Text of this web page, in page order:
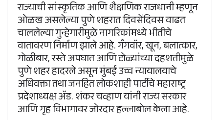
राज्याची सांस्कृतिक आणि शैक्षणिक राजधानी म्हणून
ओळख असलेल्या पुणे शहरात दिवसेंदिवस वाढत
चाललेल्या गुन्हेगारीमुळे नागरिकांमध्ये भीतीचे
वातावरण निर्माण झाले आहे. गॅंगवॉर, खून, बलात्कार,
गोळीबार, रस्ते अपघात आणि टोळ्यांच्या दहशतीमुळे
पुणे शहर हादरले असून मुंबई उच्च न्यायालयाचे
अधिवक्ता तथा जनहित लोकशाही पार्टीचे महाराष्ट्र
प्रदेशाध्यक्ष ॲड. शंकर चव्हाण यांनी राज्य सरकार
आणि गृह विभागावर जोरदार हल्लाबोल केला आहे.